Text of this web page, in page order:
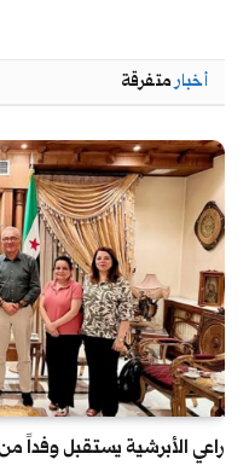
أخبارمتفرقة
راعي الأبرشية يستقبل